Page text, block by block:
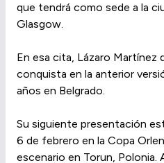
que tendrá como sede a la
Glasgow.
En esa cita, Lázaro Martínez
conquista en la anterior
años en Belgrado.
Su siguiente presentación
6 de febrero en la Copa
escenario en Torun, Polonia.